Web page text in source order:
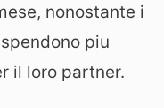
nonostante i
piu
il loro partner.